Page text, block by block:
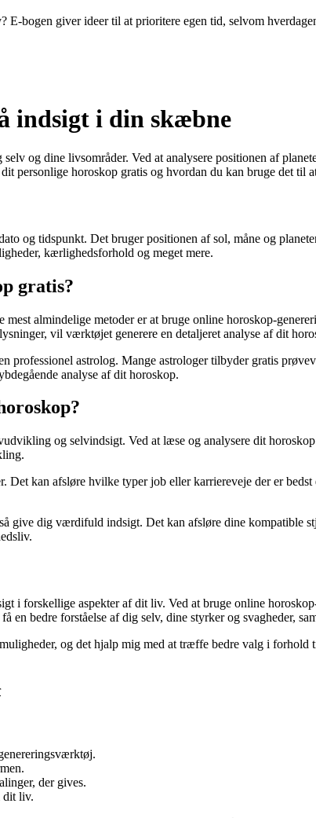
bogen giver ideer til at prioritere egen tid, selvom
indsigt i din skæbne
og dine livsområder. Ved at analysere positionen af
personlige horoskop gratis og hvordan du kan bruge det til
og tidspunkt. Det bruger positionen af ​​sol, måne og
kærlighedsforhold og meget mere.
gratis?
mest almindelige metoder er at bruge online horoskop-
vil værktøjet generere en detaljeret analyse af dit
professionel astrolog. Mange astrologer tilbyder gratis
analyse af dit horoskop.
og selvindsigt. Ved at læse og analysere dit
kan afsløre hvilke typer job eller karriereveje der er
dig værdifuld indsigt. Det kan afsløre dine kompatible
i forskellige aspekter af dit liv. Ved at bruge online
en bedre forståelse af dig selv, dine styrker og svagheder,
og det hjalp mig med at træffe bedre valg i
der gives.
dit liv.